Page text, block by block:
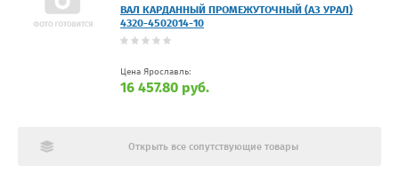
ВАЛ КАРДАННЫЙ ПРОМЕЖУТОЧНЫЙ (АЗ УРАЛ)
4320-4502014-10
Цена Ярославль:
16 457.80 руб.
Открыть все сопутствующие товары